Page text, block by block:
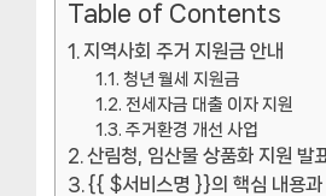
Table of Contents
지역사회 주거 지원금 안내
청년 월세 지원금
전세자금 대출 이자 지원
주거환경 개선 사업
산림청, 임산물 상품화 지원 발
{{ $서비스명 }}의 핵심 내용과